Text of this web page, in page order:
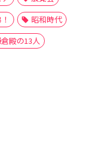
昭和時代
殿の13人